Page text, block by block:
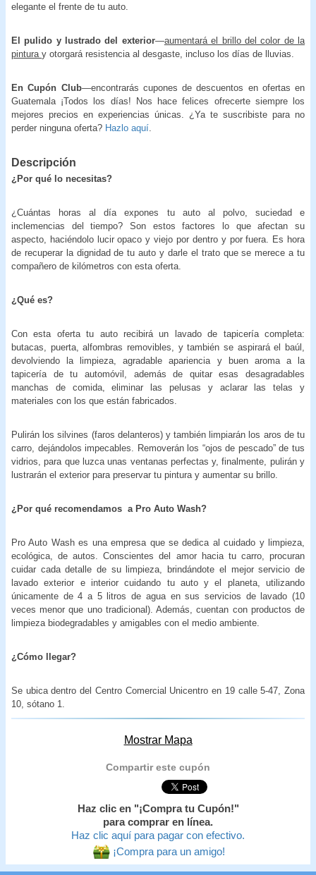
elegante el frente de tu auto.
El pulido y lustrado del exterior—aumentará el brillo del color de la
pintura y otorgará resistencia al desgaste, incluso los días de lluvias.
En Cupón Club—encontrarás cupones de descuentos en ofertas en
Guatemala ¡Todos los días! Nos hace felices ofrecerte siempre los
mejores precios en experiencias únicas. ¿Ya te suscribiste para no
perder ninguna oferta? Hazlo aquí
Descripción
¿Por qué lo necesitas?
¿Cuántas horas al día expones tu auto al polvo, suciedad e
inclemencias del tiempo? Son estos factores lo que afectan su
aspecto, haciéndolo lucir opaco y viejo por dentro y por fuera. Es hora
de recuperar la dignidad de tu auto y darle el trato que se merece a tu
compañero de kilómetros con esta oferta.
¿Qué es?
Con esta oferta tu auto recibirá un lavado de tapicería completa:
butacas, puerta, alfombras removibles, y también se aspirará el baúl,
devolviendo la limpieza, agradable apariencia y buen aroma a la
tapicería de tu automóvil, además de quitar esas desagradables
manchas de comida, eliminar las pelusas y aclarar las telas y
materiales con los que están fabricados.
Pulirán los silvines (faros delanteros) y también limpiarán los aros de tu
carro, dejándolos impecables. Removerán los “ojos de pescado” de tus
vidrios, para que luzca unas ventanas perfectas y, finalmente, pulirán y
lustrarán el exterior para preservar tu pintura y aumentar su brillo.
¿Por qué recomendamos a Pro Auto Wash?
Pro Auto Wash es una empresa que se dedica al cuidado y limpieza,
ecológica, de autos. Conscientes del amor hacia tu carro, procuran
cuidar cada detalle de su limpieza, brindándote el mejor servicio de
lavado exterior e interior cuidando tu auto y el planeta, utilizando
únicamente de 4 a 5 litros de agua en sus servicios de lavado (10
veces menor que uno tradicional). Además, cuentan con productos de
limpieza biodegradables y amigables con el medio ambiente.
¿Cómo llegar?
Se ubica dentro del Centro Comercial Unicentro en 19 calle 5-47, Zona
10, sótano 1.
Mostrar Mapa
Compartir este cupón
Haz clic en "¡Compra tu Cupón!"
para comprar en línea.
Haz clic aquí para pagar con efectivo.
¡Compra para un amigo!